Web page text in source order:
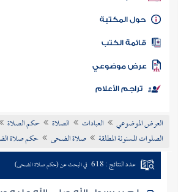
كتاب الأمة
المكتبة
الكتب
موضوعي
تراجم الأعلام
العرض الموضوعي العبادات الصلاة حكم الصلاة
الصلوات المسنونة المطلقة
صلاة الضحى حكم صلاة
عدد النتائج : 618 في البحث عن (حكم صلاة الضحى)